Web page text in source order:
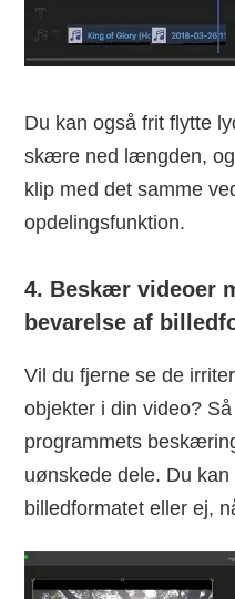
Du kan også frit flytte
skære ned længden,
klip med det samme
opdelingsfunktion.
4. Beskær videoer
bevarelse af
Vil du fjerne se de
objekter i din video?
programmets
uønskede dele. Du
billedformatet eller ej,